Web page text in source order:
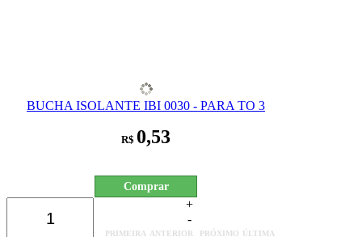
BUCHA ISOLANTE IBI 0030 - PARA TO 3
R$ 0,53
Comprar
+
-
PRIMEIRA ANTERIOR PRÓXIMO ÚLTIMA